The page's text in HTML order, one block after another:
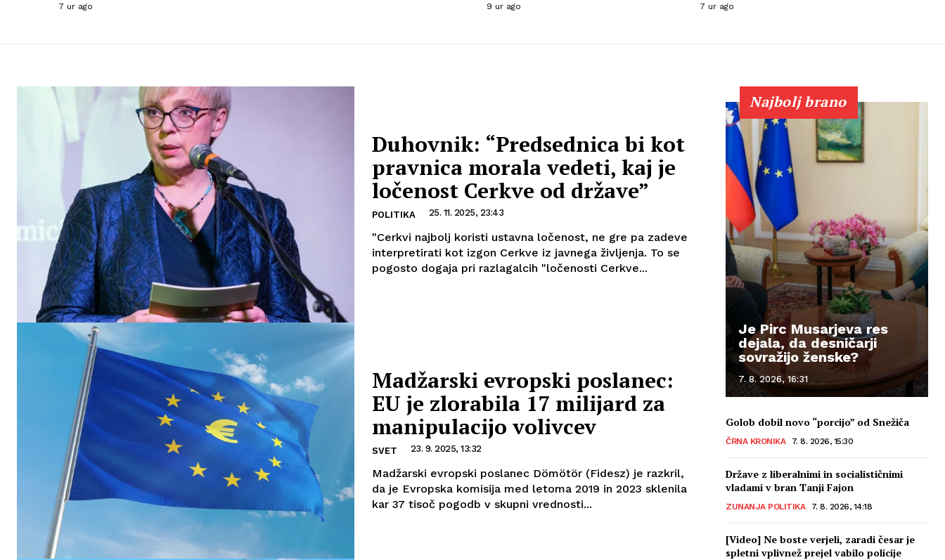
7 ur ago 9 ur ago 7 ur ago
Duhovnik: “Predsednica bi kot
pravnica morala vedeti, kaj je
ločenost Cerkve od države”
POLITIKA 25. 11. 2025, 23:43
"Cerkvi najbolj koristi ustavna ločenost, ne gre pa zadeve
interpretirati kot izgon Cerkve iz javnega življenja. To se
pogosto dogaja pri razlagalcih "ločenosti Cerkve...
Madžarski evropski poslanec:
EU je zlorabila 17 milijard za
manipulacijo volivcev
SVET 23. 9. 2025, 13:32
Madžarski evropski poslanec Dömötör (Fidesz) je razkril,
da je Evropska komisija med letoma 2019 in 2023 sklenila
kar 37 tisoč pogodb v skupni vrednosti...
Najbolj brano
Je Pirc Musarjeva res
dejala, da desničarji
sovražijo ženske?
7. 8. 2026, 16:31
Golob dobil novo “porcijo” od Snežiča
ČRNA KRONIKA 7. 8. 2026, 15:30
Države z liberalnimi in socialističnimi
vladami v bran Tanji Fajon
ZUNANJA POLITIKA 7. 8. 2026, 14:18
[Video] Ne boste verjeli, zaradi česar je
spletni vplivnež prejel vabilo policije